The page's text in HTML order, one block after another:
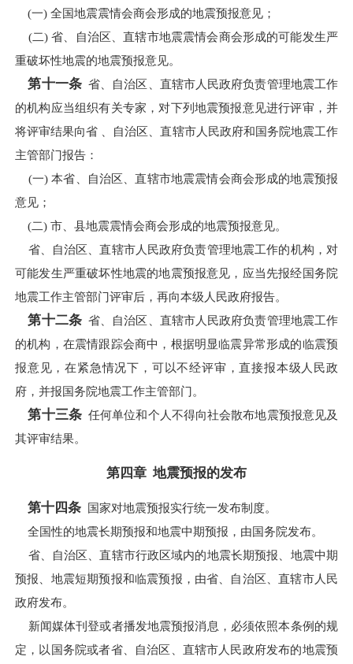
(一) 全国地震震情会商会形成的地震预报意见；
(二) 省、自治区、直辖市地震震情会商会形成的可能发生严
重破坏性地震的地震预报意见。
第十一条省、自治区、直辖市人民政府负责管理地震工作
的机构应当组织有关专家，对下列地震预报意见进行评审，并
将评审结果向省 、自治区、直辖市人民政府和国务院地震工作
主管部门报告：
(一) 本省、自治区、直辖市地震震情会商会形成的地震预报
意见；
(二) 市、县地震震情会商会形成的地震预报意见。
省、自治区、直辖市人民政府负责管理地震工作的机构，对
可能发生严重破坏性地震的地震预报意见，应当先报经国务院
地震工作主管部门评审后，再向本级人民政府报告。
第十二条省、自治区、直辖市人民政府负责管理地震工作
的机构，在震情跟踪会商中，根据明显临震异常形成的临震预
报意见，在紧急情况下，可以不经评审，直接报本级人民政
府，并报国务院地震工作主管部门。
第十三条任何单位和个人不得向社会散布地震预报意见及
其评审结果。
第四章 地震预报的发布
第十四条 国家对地震预报实行统一发布制度。
全国性的地震长期预报和地震中期预报，由国务院发布。
省、自治区、直辖市行政区域内的地震长期预报、地震中期
预报、地震短期预报和临震预报，由省、自治区、直辖市人民
政府发布。
新闻媒体刊登或者播发地震预报消息，必须依照本条例的规
定，以国务院或者省、自治区、直辖市人民政府发布的地震预